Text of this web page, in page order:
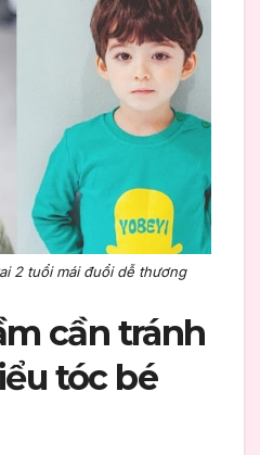
2 tuổi mái đuổi dễ thương
cần tránh
tóc bé